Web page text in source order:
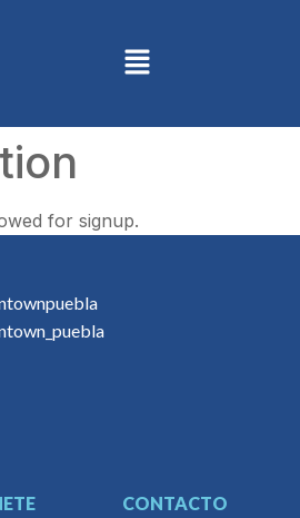
for signup.
CONTACTO